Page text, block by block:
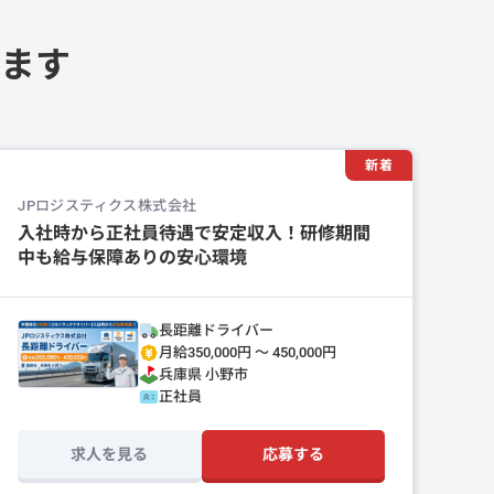
す
新着
JPロジスティクス株式会社
入社時から正社員待遇で安定収入！研修期間
中も給与保障ありの安心環境
長距離ドライバー
月給350,000円 〜 450,000円
兵庫県小野市
正社員
求人を見る 応募する